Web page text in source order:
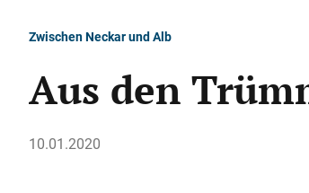
Zwischen Neckar und Alb
Aus den
10.01.2020